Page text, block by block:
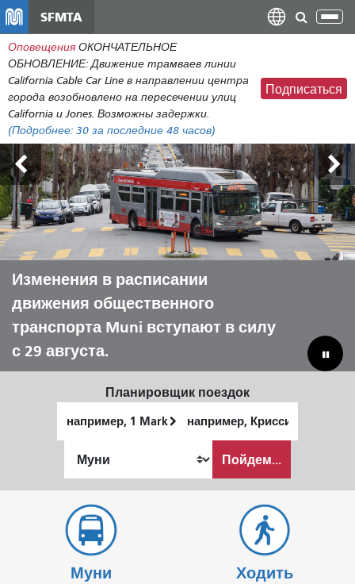
содержанию
SFMTA
Оповещения ОКОНЧАТЕЛЬНОЕ
ОБНОВЛЕНИЕ: Движение трамваев линии
California Cable Car Line в направлении центра
города возобновлено на пересечении улиц
California и Jones. Возможны задержки.
(Подробнее: 30 за последние 48 часов)
Подписаться
Внешние земли 7-9 августа
Изменения в расписании
движения общественного
транспорта Muni вступают в силу
с 29 августа.
Пусть Muni поможет вам провести
лето с комфортом.
Преодоление бюджетного
дефицита для спасения
муниципальных коммунальных
предприятий.
Планировщик поездок
местоположение
окончания
хочу
путешествовать
Пойдем...
Муни Ходить